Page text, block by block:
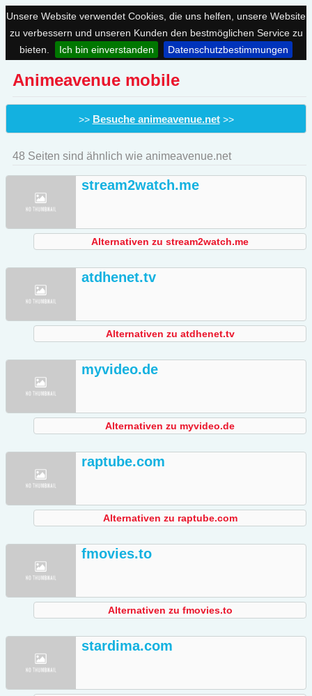
Unsere Website verwendet Cookies, die uns helfen, unsere Website
zu verbessern und unseren Kunden den bestmöglichen Service zu
bieten.
Ich bin einverstanden Datenschutzbestimmungen
Animeavenue mobile
>> Besuche animeavenue.net>>
48 Seiten sind ähnlich wie animeavenue.net
stream2watch.me
Alternativen zu stream2watch.me
atdhenet.tv
Alternativen zu atdhenet.tv
myvideo.de
Alternativen zu myvideo.de
raptube.com
Alternativen zu raptube.com
fmovies.to
Alternativen zu fmovies.to
stardima.com